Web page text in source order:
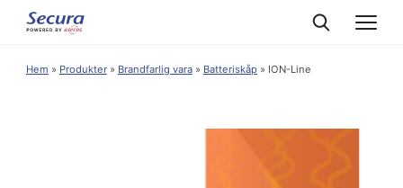
Hem » Produkter» Brandfarlig vara» Batteriskåp» ION-Line